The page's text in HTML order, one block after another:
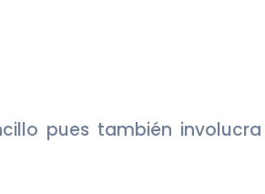
pues también